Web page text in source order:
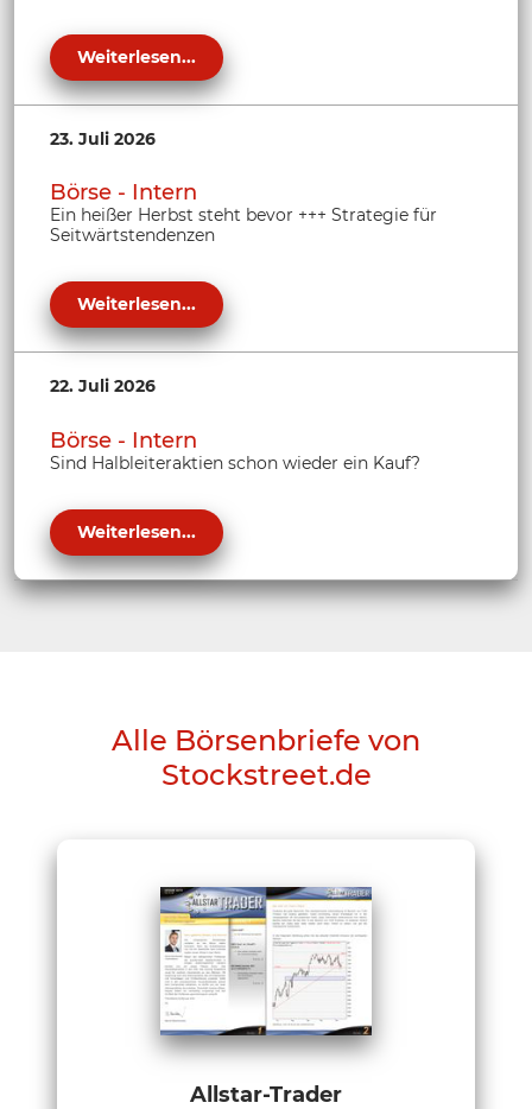
Weiterlesen...
23. Juli 2026
Börse - Intern
Ein heißer Herbst steht bevor +++ Strategie für
Seitwärtstendenzen
Weiterlesen...
22. Juli 2026
Börse - Intern
Sind Halbleiteraktien schon wieder ein Kauf?
Weiterlesen...
Alle Börsenbriefe von
Stockstreet.de
Allstar-Trader